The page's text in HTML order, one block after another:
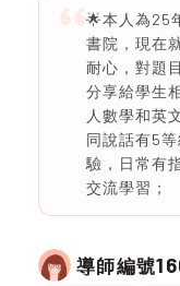
🌟本人為25
書院，現在
耐心，對題
分享給學生
人數學和英
同說話有5
驗，日常有
交流學習；
導師編號